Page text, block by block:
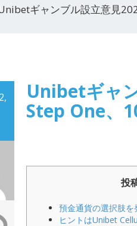
ギャンブル設立意見
Unibetギャ
Step One、
投
預金通貨の選択肢
ヒントはUnibet